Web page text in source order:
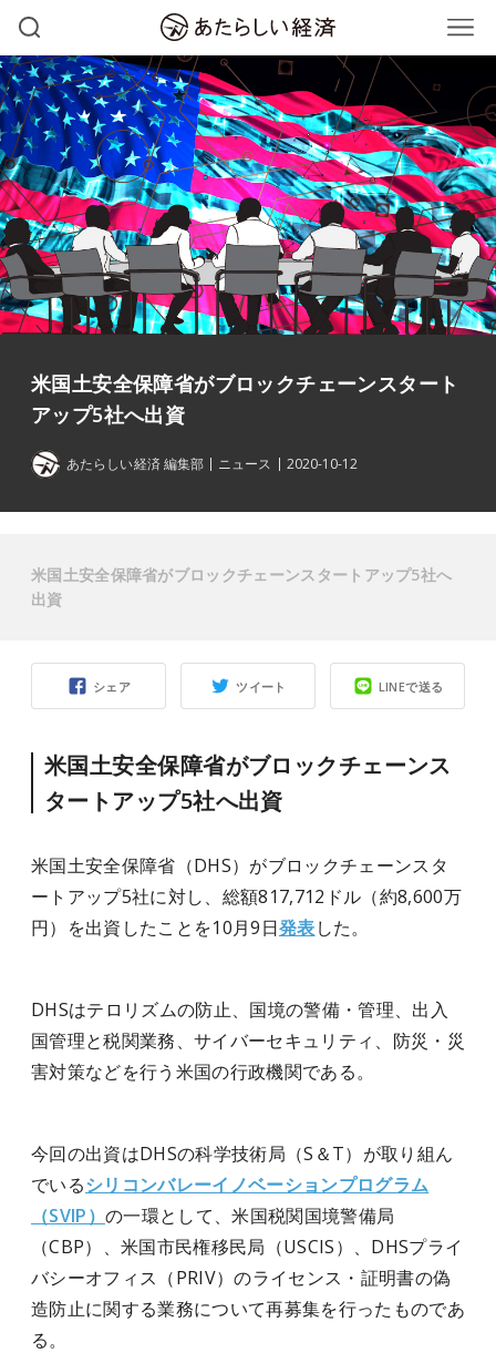
米国土安全保障省がブロックチェーンスタート
アップ5社へ出資
あたらしい経済 編集部 ニュース 2020-10-12
シェア ツイート LINEで送る
米国土安全保障省がブロックチェーンス
タートアップ5社へ出資
米国土安全保障省（DHS）がブロックチェーンスタ
ートアップ5社に対し、総額817,712ドル（約8,600万
円）を出資したことを10月9日発表した。
DHSはテロリズムの防止、国境の警備・管理、出入
国管理と税関業務、サイバーセキュリティ、防災・災
害対策などを行う米国の行政機関である。
今回の出資はDHSの科学技術局（S＆T）が取り組ん
でいるシリコンバレーイノベーションプログラム
（SVIP） の一環として、米国税関国境警備局
（CBP）、米国市民権移民局（USCIS）、DHSプライ
バシーオフィス（PRIV）のライセンス・証明書の偽
造防止に関する業務について再募集を行ったものであ
る。
米国土安全保障省がブロックチェーンスタートアップ5社へ
出資